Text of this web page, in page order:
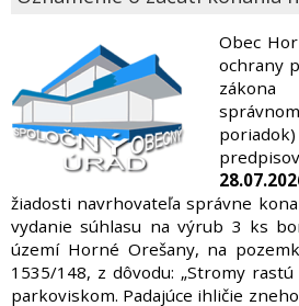
Obec
ochrany
žiadosti navrhovateľa správne
vydanie súhlasu na výrub 3 ks
území Horné Orešany, na
1535/148, z dôvodu: „Stromy
parkoviskom. Padajúce ihličie